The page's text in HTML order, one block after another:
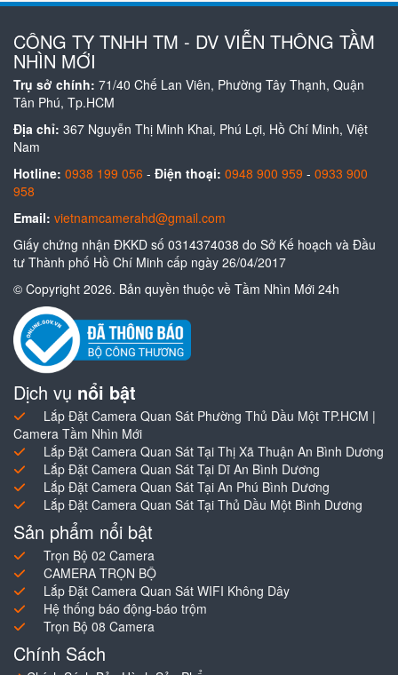
CÔNG TY TNHH TM - DV VIỄN THÔNG TẦM
NHÌN MỚI
Trụ sở chính: 71/40 Chế Lan Viên, Phường Tây Thạnh, Quận
Tân Phú, Tp.HCM
Địa chỉ: 367 Nguyễn Thị Minh Khai, Phú Lợi, Hồ Chí Minh, Việt
Nam
Hotline: 0938 199 056 - Điện thoại: 0948 900 959 - 0933 900
958
Email: vietnamcamerahd@gmail.com
Giấy chứng nhận ĐKKD số 0314374038 do Sở Kế hoạch và Đầu
tư Thành phố Hồ Chí Minh cấp ngày 26/04/2017
© Copyright 2026. Bản quyền thuộc về Tầm Nhìn Mới 24h
Dịch vụ nổi bật
Lắp Đặt Camera Quan Sát Phường Thủ Dầu Một TP.HCM |
Camera Tầm Nhìn Mới
Lắp Đặt Camera Quan Sát Tại Thị Xã Thuận An Bình Dương
Lắp Đặt Camera Quan Sát Tại Dĩ An Bình Dương
Lắp Đặt Camera Quan Sát Tại An Phú Bình Dương
Lắp Đặt Camera Quan Sát Tại Thủ Dầu Một Bình Dương
Sản phẩm nổi bật
Trọn Bộ 02 Camera
CAMERA TRỌN BỘ
Lắp Đặt Camera Quan Sát WIFI Không Dây
Hệ thống báo động-báo trộm
Trọn Bộ 08 Camera
Chính Sách